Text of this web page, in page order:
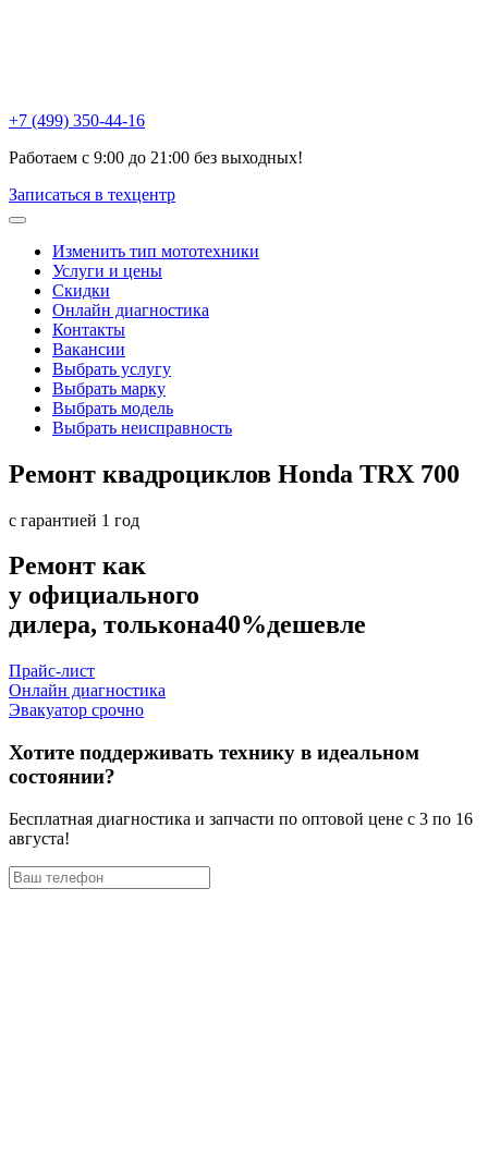
+7 (499) 350-44-16
Работаем с 9:00 до 21:00 без выходных!
Записаться в техцентр
Изменить тип мототехники
Услуги и цены
Скидки
Онлайн диагностика
Контакты
Вакансии
Выбрать услугу
Выбрать марку
Выбрать модель
Выбрать неисправность
Ремонт квадроциклов Honda TRX 700
с гарантией 1 год
Ремонт как
у официального
дилера, толькона40%дешевле
Прайс-лист
Онлайн диагностика
Эвакуатор срочно
Хотите поддерживать технику в идеальном
состоянии?
Бесплатная диагностика и запчасти по оптовой цене с 3 по 16
августа!